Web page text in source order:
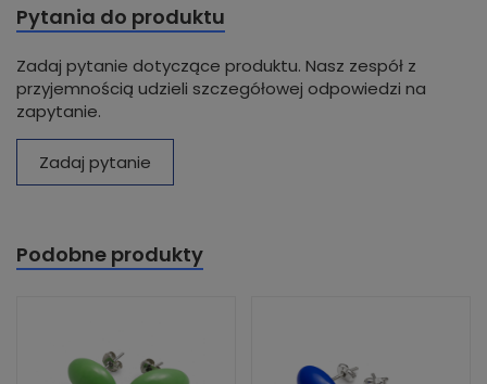
Pytania do produktu
Zadaj pytanie dotyczące produktu. Nasz zespół z
przyjemnością udzieli szczegółowej odpowiedzi na
zapytanie.
Zadaj pytanie
Podobne produkty